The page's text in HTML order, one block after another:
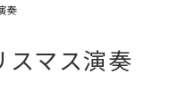
奏
スマス演奏